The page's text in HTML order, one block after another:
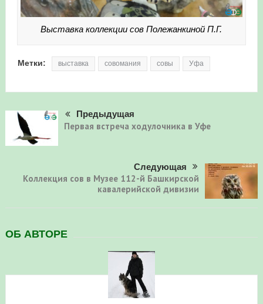
Выставка коллекции сов Полежанкиной П.Г.
Метки: выставка совомания совы Уфа
Предыдущая
Первая встреча ходулочника в Уфе
Следующая
Коллекция сов в Музее 112-й Башкирской
кавалерийской дивизии
ОБ АВТОРЕ